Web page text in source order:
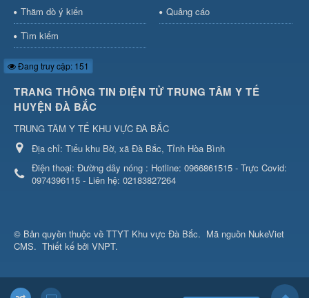
Thăm dò ý kiến
Quảng cáo
Tìm kiếm
Đang truy cập: 151
TRANG THÔNG TIN ĐIỆN TỬ TRUNG TÂM Y TẾ
HUYỆN ĐÀ BẮC
TRUNG TÂM Y TẾ KHU VỰC ĐÀ BẮC
Địa chỉ: Tiểu khu Bờ, xã Đà Bắc, Tỉnh Hòa Bình
Điện thoại: Đường dây nóng : Hotline: 0966861515 - Trực Covid:
0974396115 - Liên hệ: 02183827264
© Bản quyền thuộc về TTYT Khu vực Đà Bắc. Mã nguồn NukeViet
CMS. Thiết kế bởi VNPT.